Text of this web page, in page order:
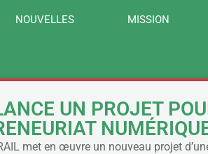
NOUVELLES MISSION
UN PROJET
met en œuvre un nouveau projet